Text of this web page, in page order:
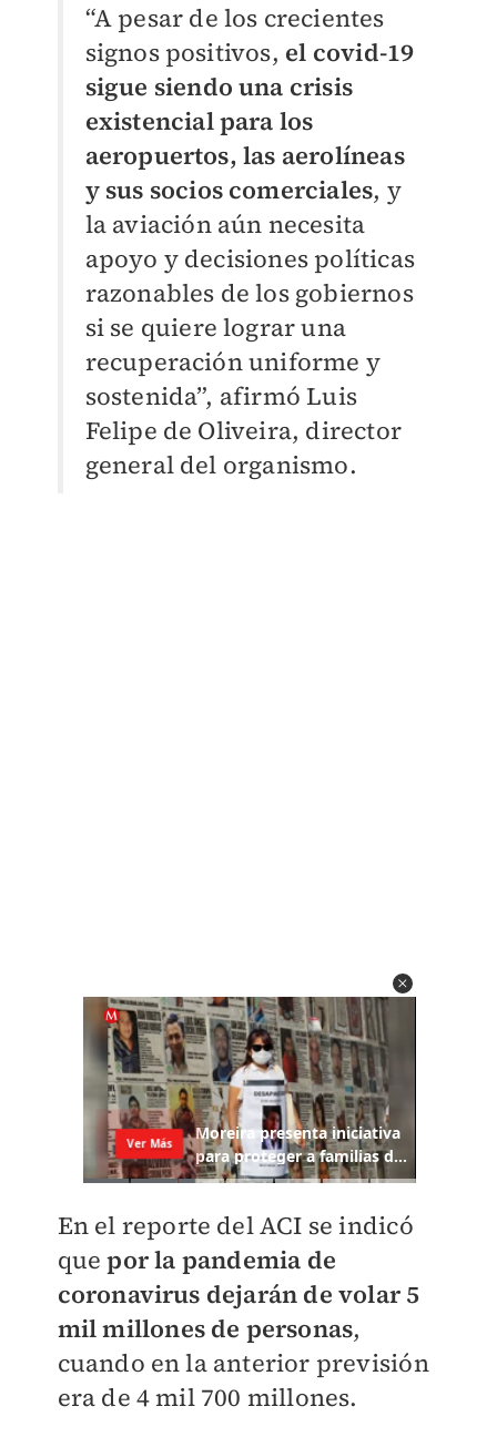
“A pesar de los crecientes
signos positivos, el covid-19
sigue siendo una crisis
existencial para los
aeropuertos, las aerolíneas
y sus socios comerciales, y
la aviación aún necesita
apoyo y decisiones políticas
razonables de los gobiernos
si se quiere lograr una
recuperación uniforme y
sostenida”, afirmó Luis
Felipe de Oliveira, director
general del organismo.
En el reporte del ACI se indicó
que por la pandemia de
coronavirus dejarán de volar 5
mil millones de personas,
cuando en la anterior previsión
era de 4 mil 700 millones.